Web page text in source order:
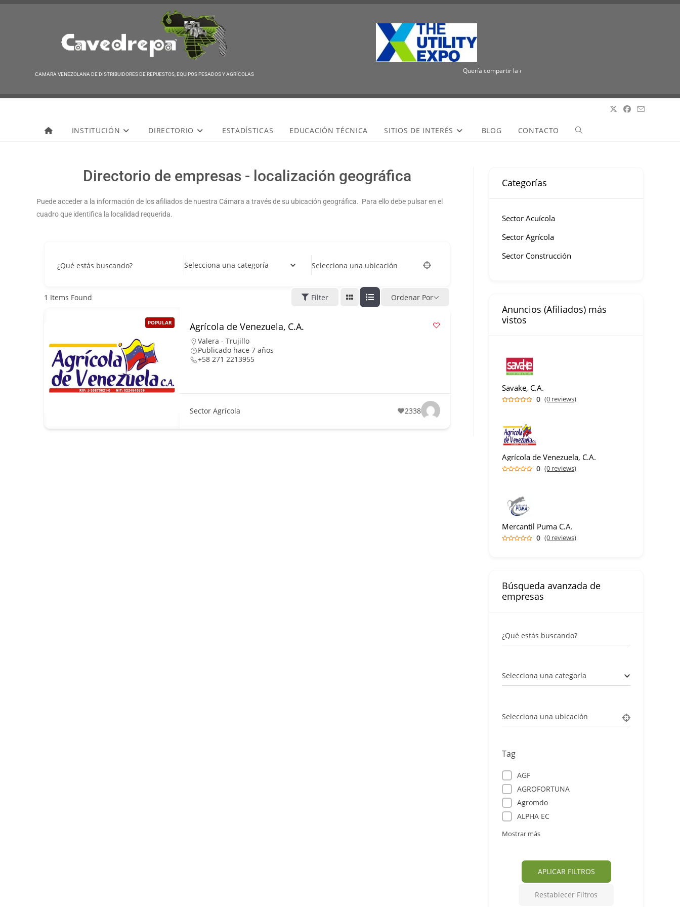
CAMARA VENEZOLANA DE DISTRIBUIDORES DE REPUESTOS, EQUIPOS PESADOS Y AGRÍCOLAS Quería compartir la emocionante noticia de que ICUEE tiene un nuevo
INSTITUCIÓN DIRECTORIO ESTADÍSTICAS EDUCACIÓN TÉCNICA SITIOS DE INTERÉS BLOG CONTACTO
Directorio de empresas - localización geográfica
Puede acceder a la información de los afiliados de nuestra Cámara a través de su ubicación geográfica. Para ello debe pulsar en el
cuadro que identifica la localidad requerida.
¿Qué estás buscando? Selecciona una categoría Selecciona una ubicación
1 Items Found Filter Ordenar Por
POPULAR Agrícola de Venezuela, C.A.
Valera - Trujillo
Publicado hace 7 años
+58 271 2213955
Sector Agrícola 2338
Categorías
Sector Acuícola
Sector Agrícola
Sector Construcción
Anuncios (Afiliados) más
vistos
Savake, C.A.
0 (0 reviews)
Agrícola de Venezuela, C.A.
0 (0 reviews)
Mercantil Puma C.A.
0 (0 reviews)
Búsqueda avanzada de
empresas
¿Qué estás buscando?
Selecciona una categoría
Selecciona una ubicación
Tag
AGF
AGROFORTUNA
Agromdo
ALPHA EC
Mostrar más
APLICAR FILTROS
Restablecer Filtros